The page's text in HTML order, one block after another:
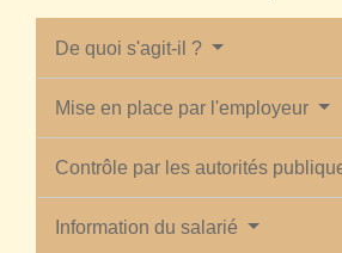
De quoi s'agit-il ?
Mise en place par l'employeur
Contrôle par les autorités
Information du salarié